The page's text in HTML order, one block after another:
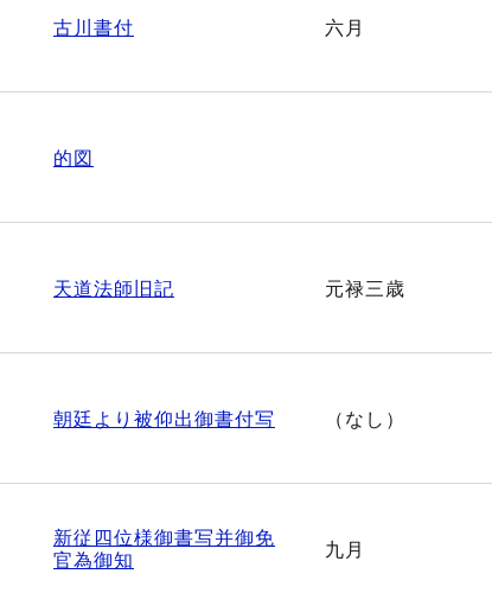
古川書付 六月
的図
天道法師旧記 元禄三歳
朝廷より被仰出御書付写 （なし）
新従四位様御書写并御免
官為御知
九月